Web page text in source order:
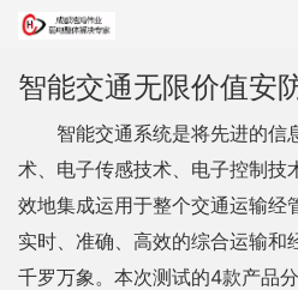
智能交通无限价值安
智能交通系统是将先进的信
术、电子传感技术、电子控制技
效地集成运用于整个交通运输经
实时、准确、高效的综合运输和
千罗万象。本次测试的4款产品